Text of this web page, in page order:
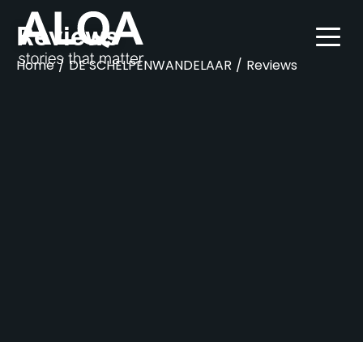
Reviews
Home / DE SCHELPENWANDELAAR / Reviews